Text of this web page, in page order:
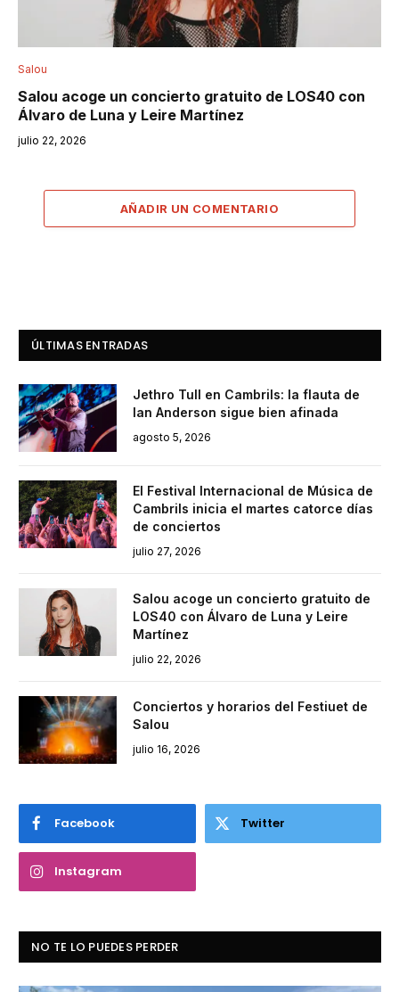
Salou
Salou acoge un concierto gratuito de LOS40 con
Álvaro de Luna y Leire Martínez
julio 22, 2026
AÑADIR UN COMENTARIO
ÚLTIMAS ENTRADAS
Jethro Tull en Cambrils: la flauta de
Ian Anderson sigue bien afinada
agosto 5, 2026
El Festival Internacional de Música de
Cambrils inicia el martes catorce días
de conciertos
julio 27, 2026
Salou acoge un concierto gratuito de
LOS40 con Álvaro de Luna y Leire
Martínez
julio 22, 2026
Conciertos y horarios del Festiuet de
Salou
julio 16, 2026
Facebook Twitter
Instagram
NO TE LO PUEDES PERDER